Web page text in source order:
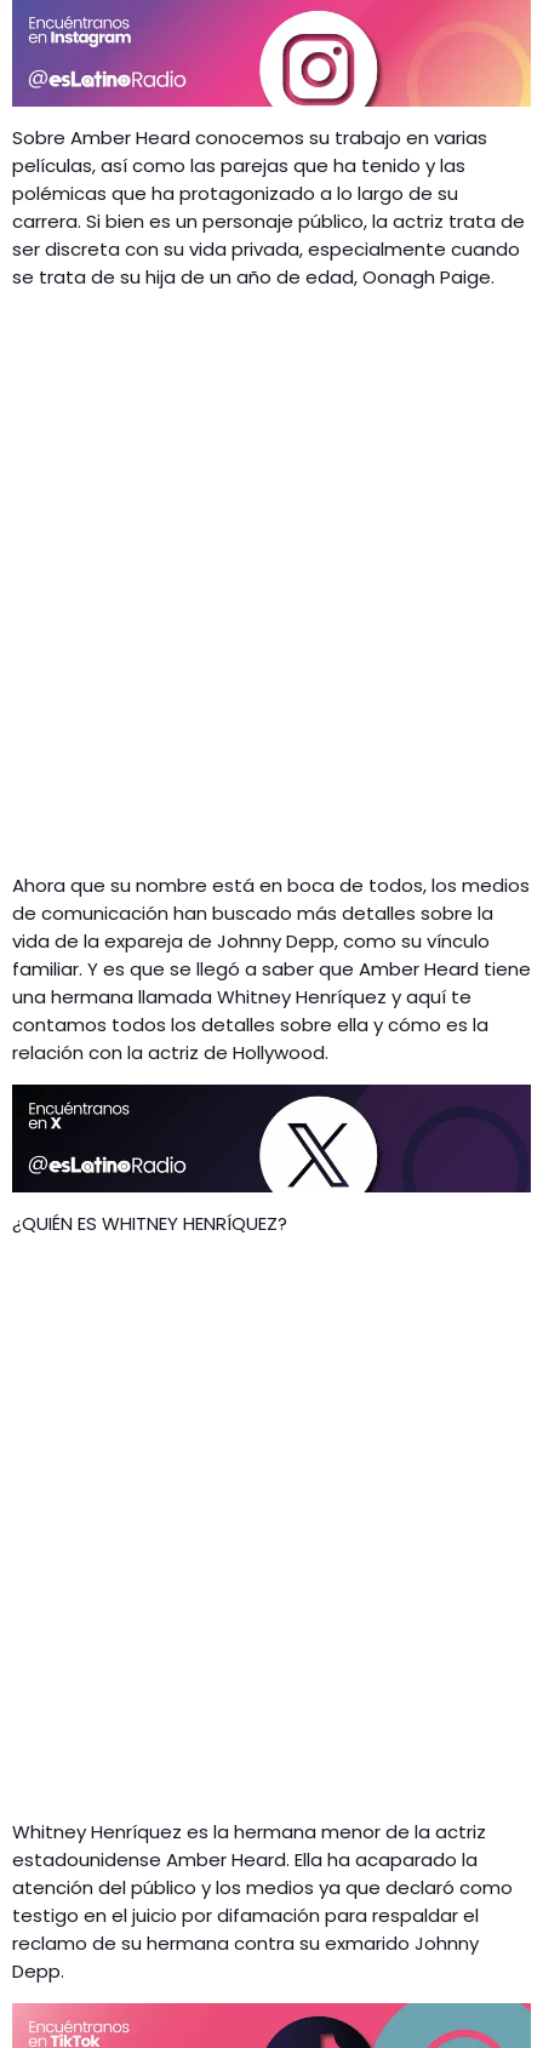
Sobre Amber Heard conocemos su trabajo en varias
películas, así como las parejas que ha tenido y las
polémicas que ha protagonizado a lo largo de su
carrera. Si bien es un personaje público, la actriz trata de
ser discreta con su vida privada, especialmente cuando
se trata de su hija de un año de edad, Oonagh Paige.
Ahora que su nombre está en boca de todos, los medios
de comunicación han buscado más detalles sobre la
vida de la expareja de Johnny Depp, como su vínculo
familiar. Y es que se llegó a saber que Amber Heard tiene
una hermana llamada Whitney Henríquez y aquí te
contamos todos los detalles sobre ella y cómo es la
relación con la actriz de Hollywood.
¿QUIÉN ES WHITNEY HENRÍQUEZ?
Whitney Henríquez es la hermana menor de la actriz
estadounidense Amber Heard. Ella ha acaparado la
atención del público y los medios ya que declaró como
testigo en el juicio por difamación para respaldar el
reclamo de su hermana contra su exmarido Johnny
Depp.